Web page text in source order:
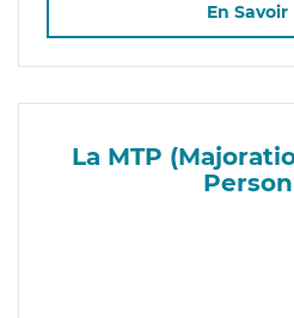
En Savoir
La MTP